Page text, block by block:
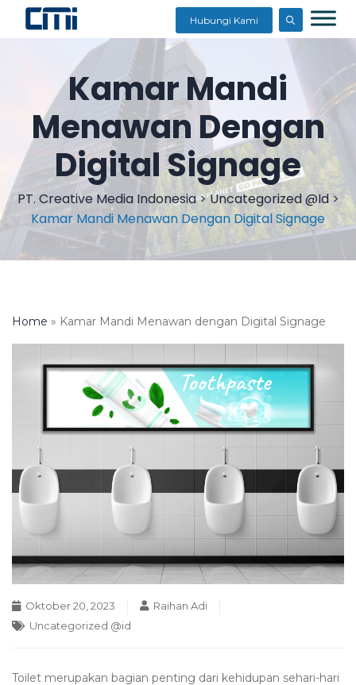
Hubungi Kami
Kamar Mandi
Menawan Dengan
Digital Signage
PT. Creative Media Indonesia>Uncategorized @id>
Kamar Mandi Menawan Dengan Digital Signage
Home » Kamar Mandi Menawan dengan Digital Signage
Oktober 20, 2023
Raihan Adi
Uncategorized @id
Toilet merupakan bagian penting dari kehidupan sehari-hari